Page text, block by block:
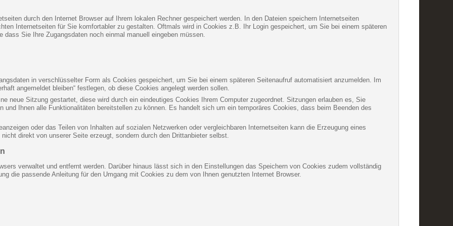
durch den Internet Browser auf Ihrem lokalen Rechner gespeichert werden. In den Dateien speichern Internetseiten
Internetseiten für Sie komfortabler zu gestalten. Oftmals wird in Cookies z.B. Ihr Login gespeichert, um Sie bei einem späteren
Sie Ihre Zugangsdaten noch einmal manuell eingeben müssen.
in verschlüsselter Form als Cookies gespeichert, um Sie bei einem späteren Seitenaufruf automatisiert anzumelden. Im
angemeldet bleiben“ festlegen, ob diese Cookies angelegt werden sollen.
neue Sitzung gestartet, diese wird durch ein eindeutiges Cookies Ihrem Computer zugeordnet. Sitzungen erlauben es, Sie
und Ihnen alle Funktionalitäten bereitstellen zu können. Es handelt sich um ein temporäres Cookies, dass beim Beenden des
oder das Teilen von Inhalten auf sozialen Netzwerken oder vergleichbaren Internetseiten kann die Erzeugung eines
direkt von unserer Seite erzeugt, sondern durch den Drittanbieter selbst.
verwaltet und entfernt werden. Darüber hinaus lässt sich in den Einstellungen das Speichern von Cookies zudem vollständig
die passende Anleitung für den Umgang mit Cookies zu dem von Ihnen genutzten Internet Browser.